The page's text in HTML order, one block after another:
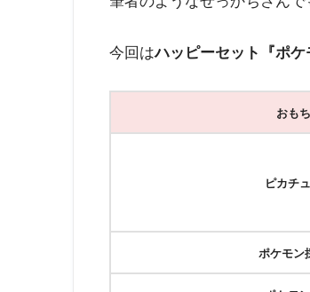
今回はハッピーセット『ポ
おも
ピカチ
ポケモン